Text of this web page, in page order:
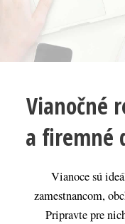
Vianočné
a firemné
Vianoce sú
zamestnancom,
Pripravte pre